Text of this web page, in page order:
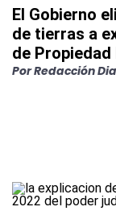
El Gobierno
de tierras a
de Propiedad
PorRedacción